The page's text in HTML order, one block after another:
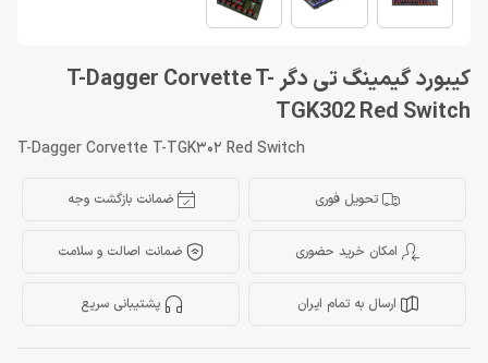
کیبورد گیمینگ تی دگر T-Dagger Corvette T-
TGK302 Red Switch
T-Dagger Corvette T-TGK302 Red Switch
تحویل فوری ضمانت بازگشت وجه
امکان خرید حضوری ضمانت اصالت و سلامت
ارسال به تمام ایران پشتیبانی سریع